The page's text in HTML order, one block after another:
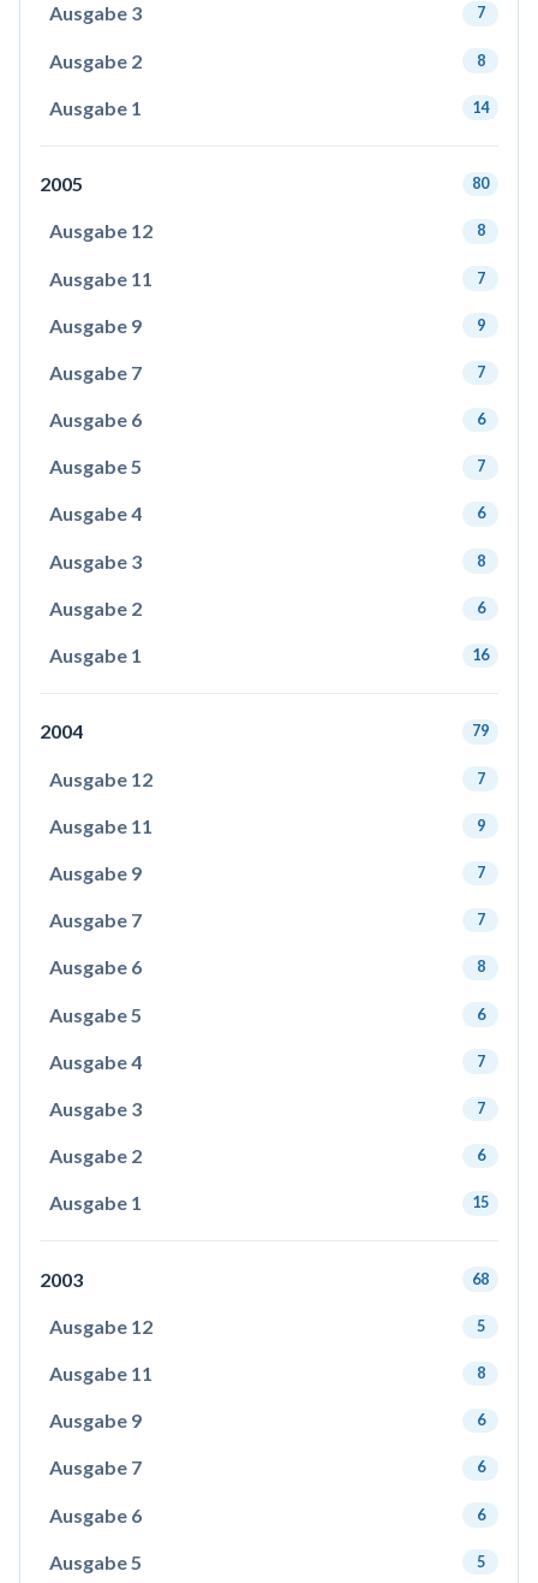
Ausgabe 3 7
Ausgabe 2 8
Ausgabe 1 14
2005 80
Ausgabe 12 8
Ausgabe 11 7
Ausgabe 9 9
Ausgabe 7 7
Ausgabe 6 6
Ausgabe 5 7
Ausgabe 4 6
Ausgabe 3 8
Ausgabe 2 6
Ausgabe 1 16
2004 79
Ausgabe 12 7
Ausgabe 11 9
Ausgabe 9 7
Ausgabe 7 7
Ausgabe 6 8
Ausgabe 5 6
Ausgabe 4 7
Ausgabe 3 7
Ausgabe 2 6
Ausgabe 1 15
2003 68
Ausgabe 12 5
Ausgabe 11 8
Ausgabe 9 6
Ausgabe 7 6
Ausgabe 6 6
Ausgabe 5 5